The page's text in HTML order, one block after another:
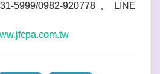
5999/0982-920778、LINE